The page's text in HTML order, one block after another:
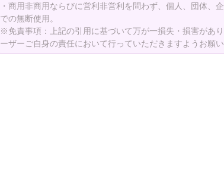
・商用非商用ならびに営利非営利を問わず、個人、団体、
での無断使用。
※免責事項：上記の引用に基づいて万が一損失・損害があ
ーザーご自身の責任において行っていただきますようお願い